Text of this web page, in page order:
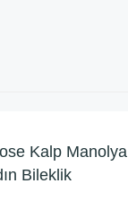
Kalp Manolya
Bileklik